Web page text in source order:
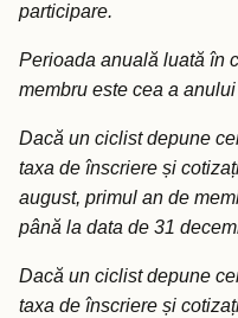
participare.
Perioada anuală luată în
membru este cea a
Dacă un ciclist depune
taxa de înscriere și
august, primul an de
până la data de 31
Dacă un ciclist depune
taxa de înscriere și